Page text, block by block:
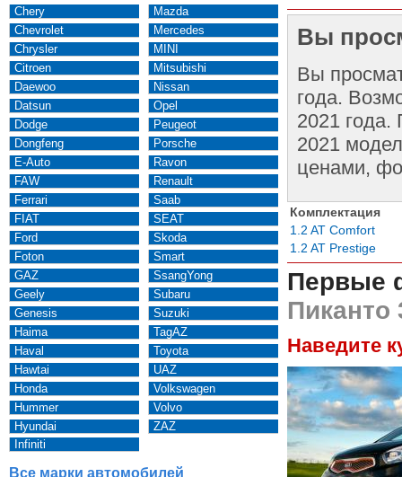
Chery
Chevrolet
Chrysler
Citroen
Daewoo
Datsun
Dodge
Dongfeng
E-Auto
FAW
Ferrari
FIAT
Ford
Foton
GAZ
Geely
Genesis
Haima
Haval
Hawtai
Honda
Hummer
Hyundai
Infiniti
Mazda
Mercedes
MINI
Mitsubishi
Nissan
Opel
Peugeot
Porsche
Ravon
Renault
Saab
SEAT
Skoda
Smart
SsangYong
Subaru
Suzuki
TagAZ
Toyota
UAZ
Volkswagen
Volvo
ZAZ
Все марки автомобилей
Вы
Вы
года.
2021 года.
2021
ценами,
Комплектация
1.2 AT Comfort
1.2 AT Prestige
Первые
Пиканто
Наведите